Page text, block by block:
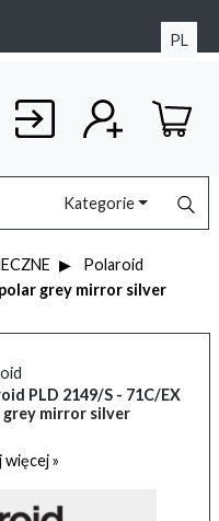
PL
Kategorie
Polaroid
grey mirror silver
PLD 2149/S - 71C/EX
grey mirror silver
więcej »